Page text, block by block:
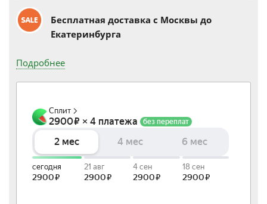
Бесплатная доставка c Москвы до
Екатеринбурга
Подробнее